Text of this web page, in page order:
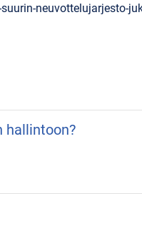
neuvottelujarjesto-
hallintoon?